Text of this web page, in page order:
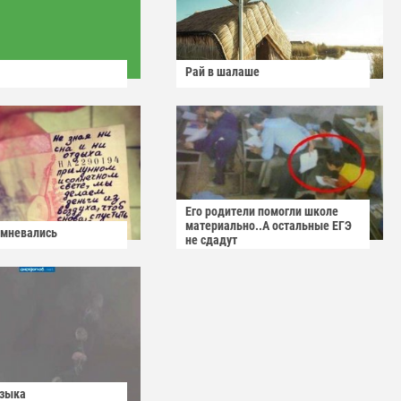
Рай в шалаше
Его родители помогли школе
материально..А остальные ЕГЭ
не сдадут